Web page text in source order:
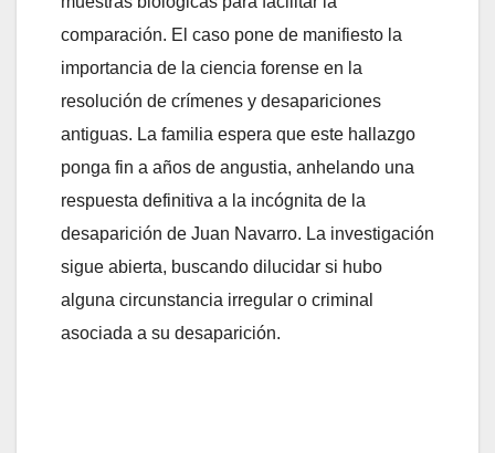
comparación. El caso pone de manifiesto la
importancia de la ciencia forense en la
resolución de crímenes y desapariciones
antiguas. La familia espera que este hallazgo
ponga fin a años de angustia, anhelando una
respuesta definitiva a la incógnita de la
desaparición de Juan Navarro. La investigación
sigue abierta, buscando dilucidar si hubo
alguna circunstancia irregular o criminal
asociada a su desaparición.